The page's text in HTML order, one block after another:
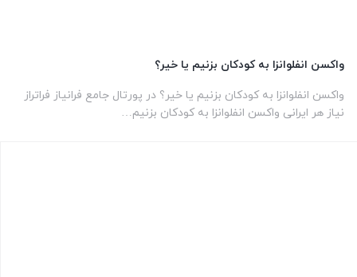
واکسن انفلوانزا به کودکان بزنیم یا خیر؟
واکسن انفلوانزا به کودکان بزنیم یا خیر؟ در پورتال جامع فرانیاز فراتراز
نیاز هر ایرانی واکسن انفلوانزا به کودکان بزنیم…